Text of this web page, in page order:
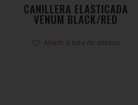
CANILLERA ELASTICADA
VENUM BLACK/RED
Añadir a lista de deseos